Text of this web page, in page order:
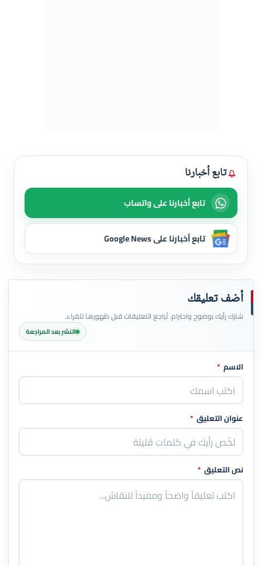
تابع أخبارنا
تابع أخبارنا على واتساب
تابع أخبارنا على Google News
أضف تعليقك
شارك رأيك بوضوح واحترام. تُراجع التعليقات قبل ظهورها للقراء.
النشر بعد المراجعة
اترك هذا الحقل فارغاً
الاسم *
عنوان التعليق *
نص التعليق *